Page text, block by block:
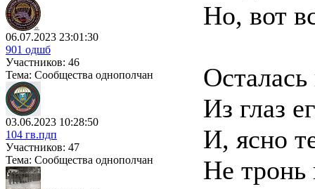
06.07.2023 23:01:30
901 одшб
Участников: 46
Тема: Сообщества однополчан
03.06.2023 10:28:50
104 гв.пдп
Участников: 47
Тема: Сообщества однополчан
Но, вот
Осталась
Из глаз
И, ясно
Не тронь